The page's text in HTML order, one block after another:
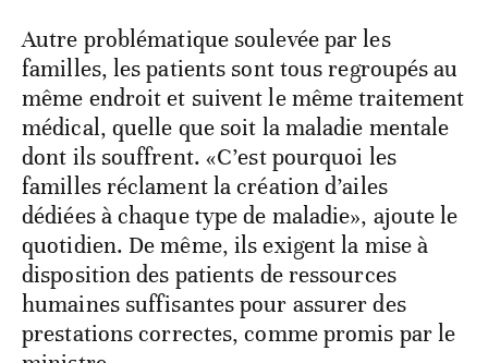
Autre problématique soulevée par les
familles, les patients sont tous regroupés au
même endroit et suivent le même traitement
médical, quelle que soit la maladie mentale
dont ils souffrent. «C’est pourquoi les
familles réclament la création d’ailes
dédiées à chaque type de maladie», ajoute le
quotidien. De même, ils exigent la mise à
disposition des patients de ressources
humaines suffisantes pour assurer des
prestations correctes, comme promis par le